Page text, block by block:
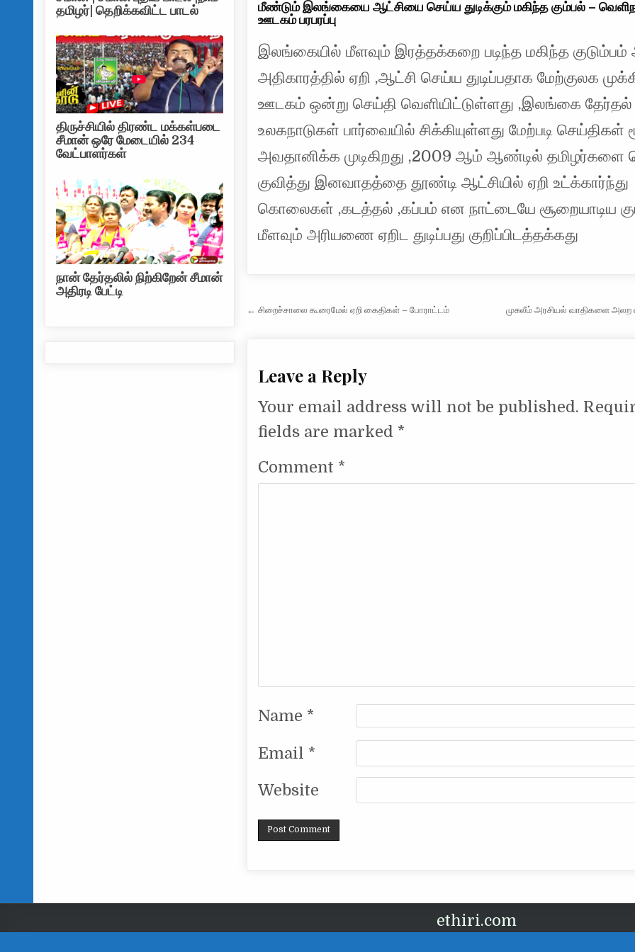
மீண்டும் இலங்கையை ஆட்சியை செய்ய துடிக்கும் மகிந்த கும்பல் –
ஊடகம் பரபரப்பு
இலங்கையில் மீளவும் இரத்தக்கறை படிந்த மகிந்த குடும்பம்
அதிகாரத்தில் ஏறி ,ஆட்சி செய்ய துடிப்பதாக மேற்குலக
ஊடகம் ஒன்று செய்தி வெளியிட்டுள்ளது ,இலங்கை
உலகநாடுகள் பார்வையில் சிக்கியுள்ளது மேற்படி செய்திகள்
அவதானிக்க முடிகிறது ,2009 ஆம் ஆண்டில்
குவித்து இனவாதத்தை தூண்டி ஆட்சியில் ஏறி உட்க்கார்ந்து
கொலைகள் ,கடத்தல் ,கப்பம் என நாட்டையே சூறையாடிய
மீளவும் அரியணை ஏறிட துடிப்பது குறிப்பிடத்தக்கது
Post navigation
← சிறைச்சாலை கூரைமேல் ஏறி கைதிகள் – போராட்டம் முசுலீம் அரசியல் வாதிகளை
Leave a Reply
Your email address will not be published.
fields are marked *
Comment *
Name *
Email *
Website
தமிழர்| தெறிக்கவிட்ட பாடல்
திருச்சியில் திரண்ட மக்கள்படை
சீமான் ஒரே மேடையில் 234
வேட்பாளர்கள்
நான் தேர்தலில் நிற்கிறேன் சீமான்
அதிரடி பேட்டி
ethiri.com